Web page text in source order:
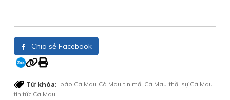
Chia sẻ Facebook
Từ khóa: báo Cà Mau Cà Mau tin mới Cà Mau thời sự Cà Mau
tin tức Cà Mau